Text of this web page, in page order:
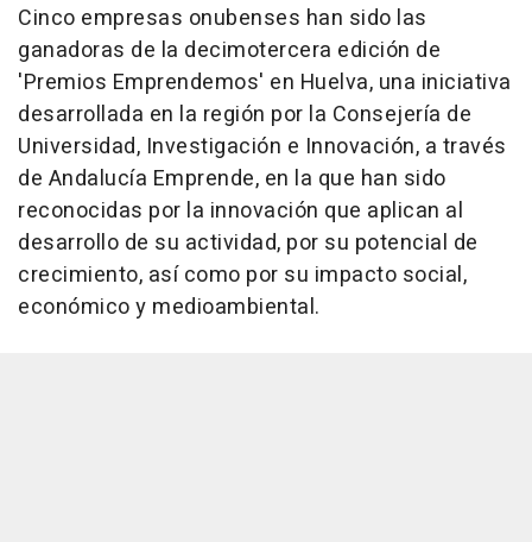
Cinco empresas onubenses han sido las
ganadoras de la decimotercera edición de
'Premios Emprendemos' en Huelva, una iniciativa
desarrollada en la región por la Consejería de
Universidad, Investigación e Innovación, a través
de Andalucía Emprende, en la que han sido
reconocidas por la innovación que aplican al
desarrollo de su actividad, por su potencial de
crecimiento, así como por su impacto social,
económico y medioambiental.